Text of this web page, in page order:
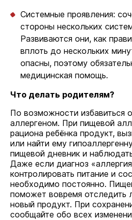
Системные проявления:
стороны нескольких
Развиваются они, как
вплоть до нескольких
опасны, поэтому
медицинская помощь.
Что делать родителям?
По возможности избавиться
аллергеном. При пищевой
рациона ребёнка продукт,
или найти ему
пищевой дневник и
Даже если диагноз
контролировать питание и
необходимо постоянно.
поможет вовремя отследить
новый продукт. При
сообщайте обо всех